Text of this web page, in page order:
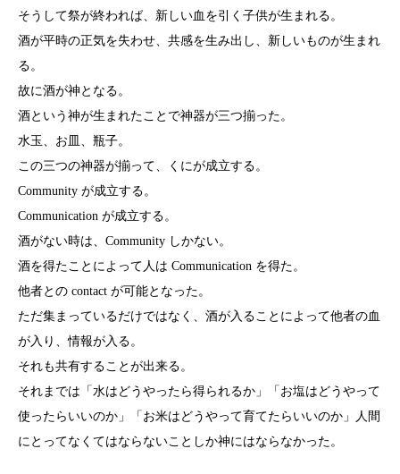
そうして祭が終われば、新しい血を引く子供が生まれる。
酒が平時の正気を失わせ、共感を生み出し、新しいものが生まれ
る。
故に酒が神となる。
酒という神が生まれたことで神器が三つ揃った。
水玉、お皿、瓶子。
この三つの神器が揃って、くにが成立する。
Community が成立する。
Communication が成立する。
酒がない時は、Community しかない。
酒を得たことによって人は Communication を得た。
他者との contact が可能となった。
ただ集まっているだけではなく、酒が入ることによって他者の血
が入り、情報が入る。
それも共有することが出来る。
それまでは「水はどうやったら得られるか」「お塩はどうやって
使ったらいいのか」「お米はどうやって育てたらいいのか」人間
にとってなくてはならないことしか神にはならなかった。